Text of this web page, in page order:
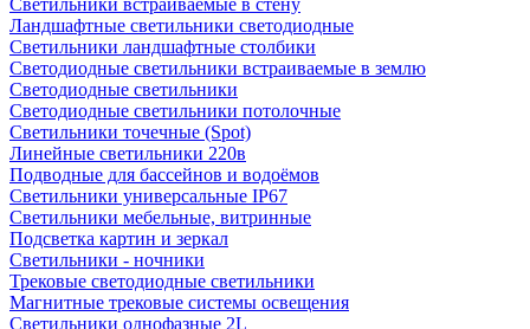
Светильники встраиваемые в стену
Ландшафтные светильники светодиодные
Светильники ландшафтные столбики
Светодиодные светильники встраиваемые в землю
Светодиодные светильники
Светодиодные светильники потолочные
Светильники точечные (Spot)
Линейные светильники 220в
Подводные для бассейнов и водоёмов
Светильники универсальные IP67
Светильники мебельные, витринные
Подсветка картин и зеркал
Светильники - ночники
Трековые светодиодные светильники
Магнитные трековые системы освещения
Светильники однофазные 2L